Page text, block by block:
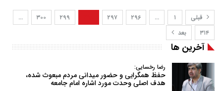
قبلی ۱ … ۲۹۶ ۲۹۷ ۲۹۹ ۳۰۰
…
۳۱۴
بعد
آخرین ها
رضا رخسایی:
حفظ همگرایی و حضور میدانی مردم مبعوث شده،
هدف اصلی وحدت مورد اشاره امام جامعه